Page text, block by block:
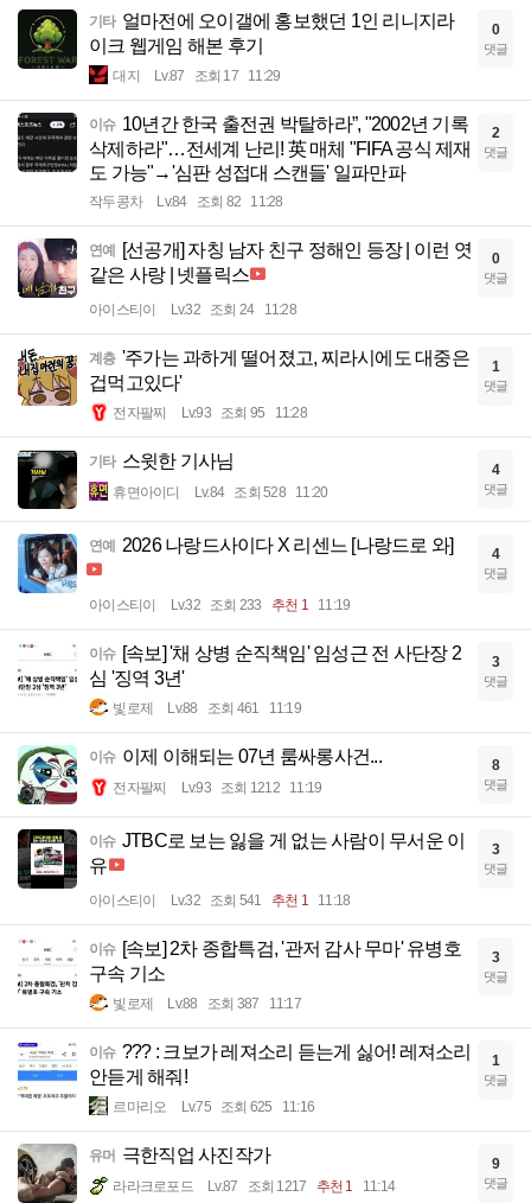
기타 얼마전에 오이갤에 홍보했던 1인 리니지라
이크 웹게임 해본 후기
대지 Lv.87 조회 17 11:29
0
댓글
이슈 10년간 한국 출전권 박탈하라”, "2002년 기록
삭제하라"…전세계 난리! 英 매체 "FIFA 공식 제재
도 가능"→'심판 성접대 스캔들' 일파만파
작두콩차 Lv.84 조회 82 11:28
2
댓글
연예 [선공개] 자칭 남자 친구 정해인 등장 | 이런 엿
같은 사랑 | 넷플릭스
아이스티이 Lv.32 조회 24 11:28
0
댓글
계층 '주가는 과하게 떨어졌고, 찌라시에도 대중은
겁먹고있다'
전자팔찌 Lv.93 조회 95 11:28
1
댓글
기타 스윗한 기사님
휴면아이디 Lv.84 조회 528 11:20
4
댓글
연예 2026 나랑드사이다 X 리센느 [나랑드로 와]
아이스티이 Lv.32 조회 233 추천 1 11:19
4
댓글
이슈 [속보] '채 상병 순직책임' 임성근 전 사단장 2
심 '징역 3년'
빛로제 Lv.88 조회 461 11:19
3
댓글
이슈 이제 이해되는 07년 룸싸롱사건...
전자팔찌 Lv.93 조회 1212 11:19
8
댓글
이슈 JTBC로 보는 잃을 게 없는 사람이 무서운 이
유
아이스티이 Lv.32 조회 541 추천 1 11:18
3
댓글
이슈 [속보] 2차 종합특검, '관저 감사 무마' 유병호
구속 기소
빛로제 Lv.88 조회 387 11:17
3
댓글
이슈 ??? : 크보가 레져소리 듣는게 싫어! 레져소리
안듣게 해줘!
르마리오 Lv.75 조회 625 11:16
1
댓글
유머 극한직업 사진작가
라라크로포드 Lv.87 조회 1217 추천 1 11:14
9
댓글